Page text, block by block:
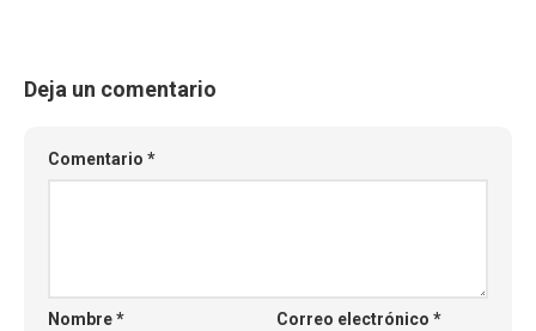
Deja un comentario
Comentario *
Nombre* Correo electrónico*